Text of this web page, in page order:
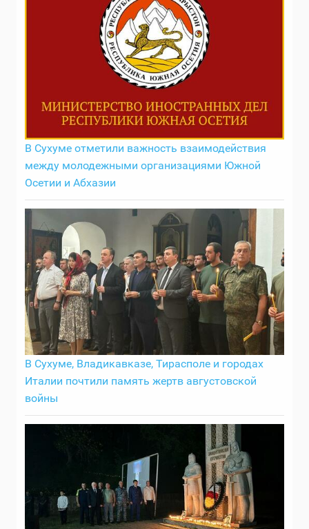
В Сухуме отметили важность взаимодействия
между молодежными организациями Южной
Осетии и Абхазии
В Сухуме, Владикавказе, Тирасполе и городах
Италии почтили память жертв августовской
войны